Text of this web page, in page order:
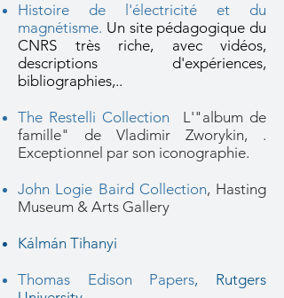
Histoire de l'électricité et du
magnétisme. Un site pédagogique du
CNRS très riche, avec vidéos,
descriptions d'expériences,
bibliographies,..
The Restelli Collection
L'"album de
famille" de Vladimir Zworykin, .
Exceptionnel par son iconographie.
John Logie Baird Collection, Hasting
Museum & Arts Gallery
Kálmán Tihanyi
Thomas Edison Papers, Rutgers